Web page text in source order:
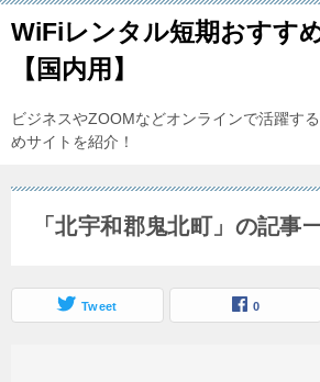
WiFiレンタル短期おすす
【国内用】
ビジネスやZOOMなどオンラインで活躍す
めサイトを紹介！
「北宇和郡鬼北町」の記事
Tweet 0